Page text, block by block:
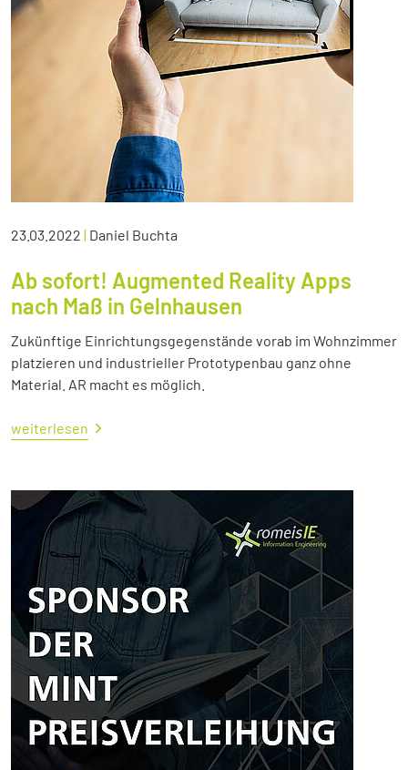
23.03.2022 | Daniel Buchta
Ab sofort! Augmented Reality Apps
nach Maß in Gelnhausen
Zukünftige Einrichtungsgegenstände vorab im Wohnzimmer
platzieren und industrieller Prototypenbau ganz ohne
Material. AR macht es möglich.
weiterlesen